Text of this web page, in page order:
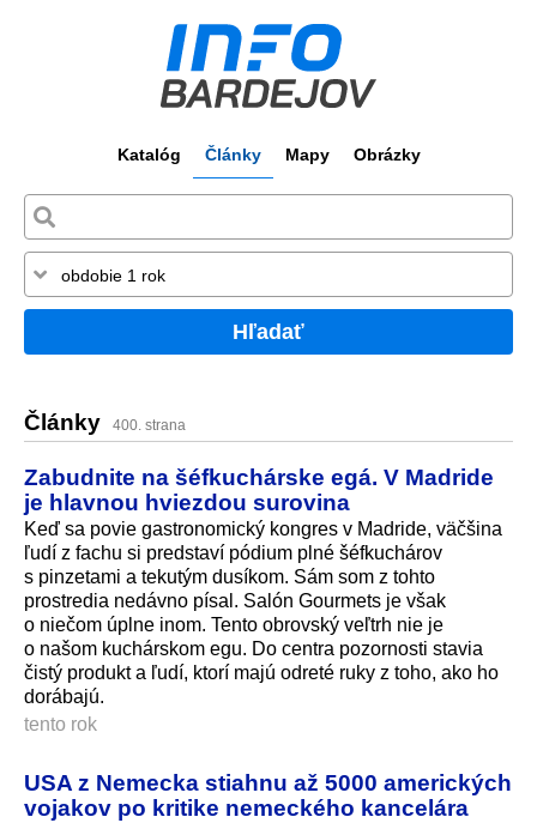
Katalóg Články Mapy Obrázky
Hľadať
Články 400. strana
Zabudnite na šéfkuchárske egá. V Madride
je hlavnou hviezdou surovina
Keď sa povie gastronomický kongres v Madride, väčšina
ľudí z fachu si predstaví pódium plné šéfkuchárov
s pinzetami a tekutým dusíkom. Sám som z tohto
prostredia nedávno písal. Salón Gourmets je však
o niečom úplne inom. Tento obrovský veľtrh nie je
o našom kuchárskom egu. Do centra pozornosti stavia
čistý produkt a ľudí, ktorí majú odreté ruky z toho, ako ho
dorábajú.
tento rok
USA z Nemecka stiahnu až 5000 amerických
vojakov po kritike nemeckého kancelára